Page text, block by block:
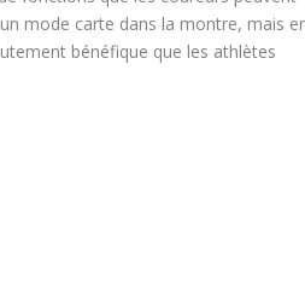
mode carte dans la montre, mais
bénéfique que les athlètes